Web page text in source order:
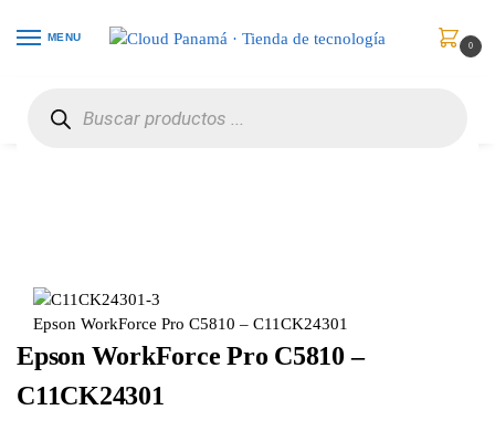
MENU
0
Epson WorkForce Pro C5810 – C11CK24301
Epson WorkForce Pro C5810 –
C11CK24301